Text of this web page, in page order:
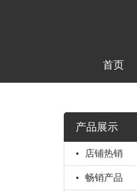
首页
产品展示
店铺热销
畅销产品